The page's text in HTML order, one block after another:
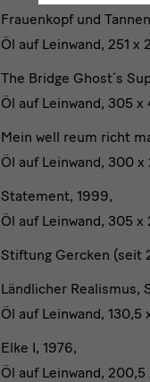
Frauenkopf und
Öl auf Leinwand, 251 x
The Bridge Ghost´s
Öl auf Leinwand, 305
Mein well reum richt
Öl auf Leinwand, 300
Statement, 1999,
Öl auf Leinwand, 305
Stiftung Gercken (seit
Ländlicher Realismus,
Öl auf Leinwand,
Elke I, 1976,
Öl auf Leinwand,